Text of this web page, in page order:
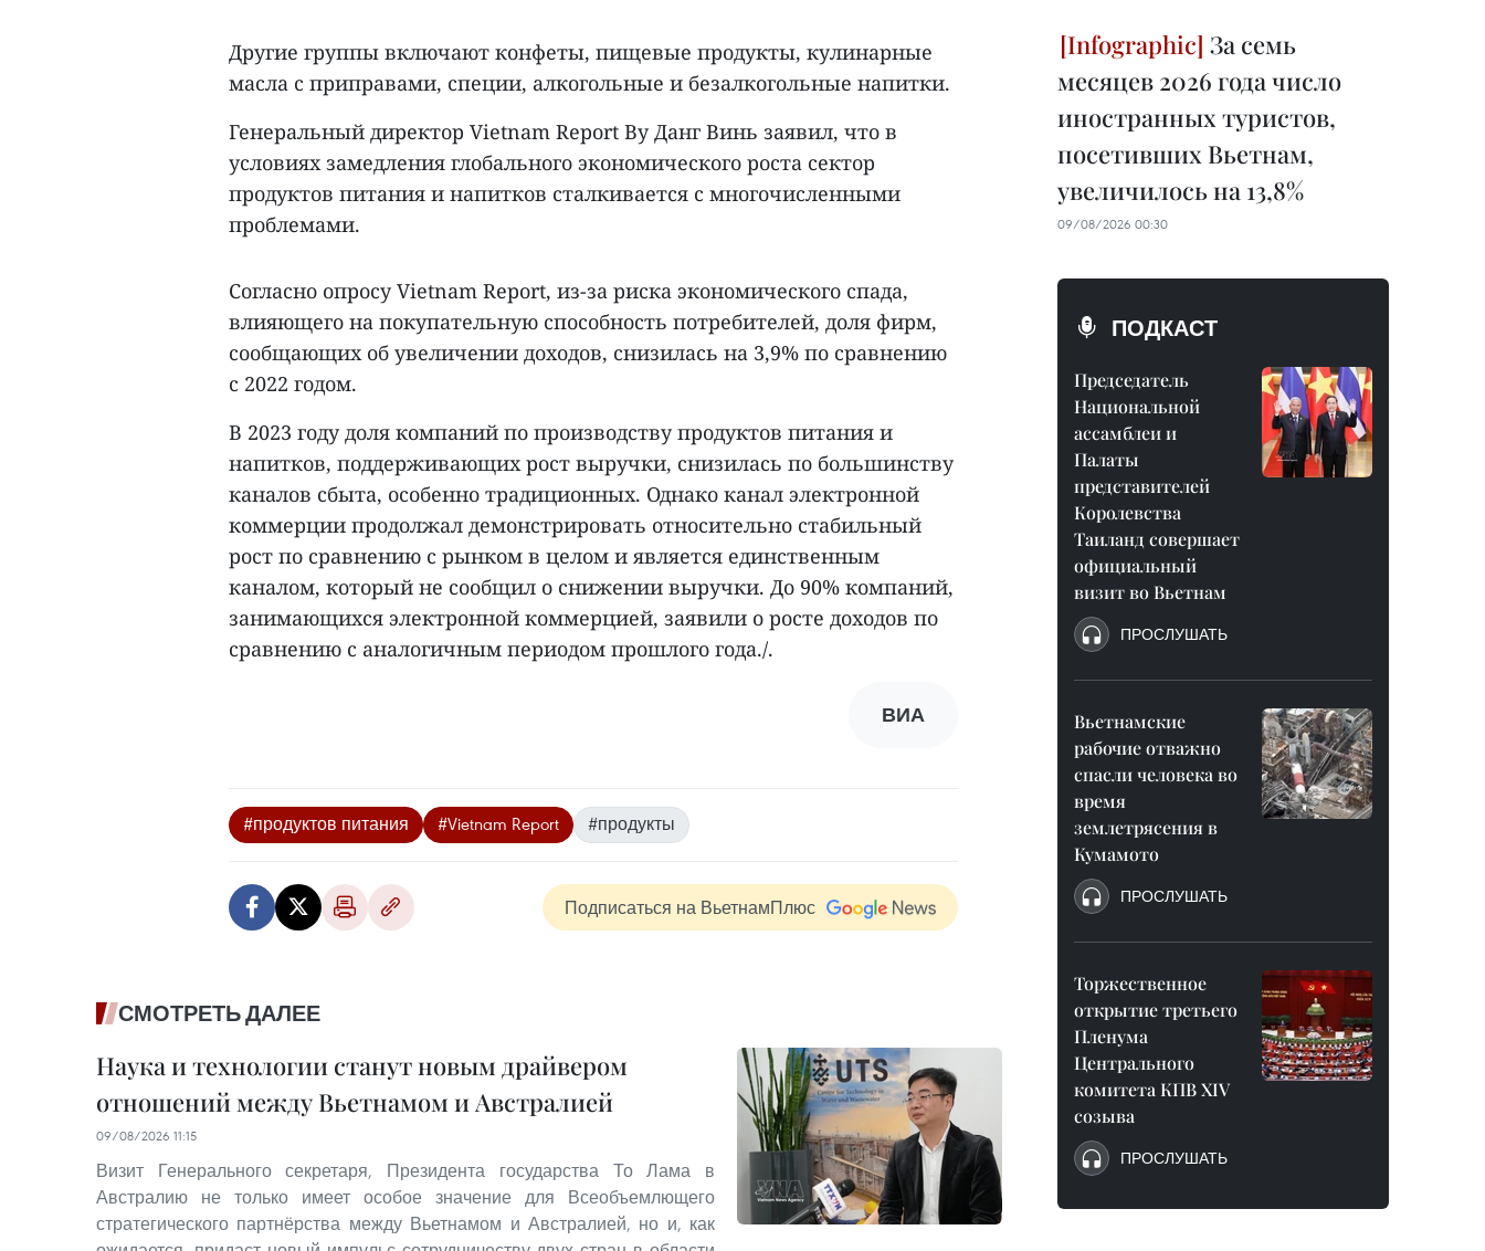
Другие группы включают конфеты, пищевые продукты, кулинарные
масла с приправами, специи, алкогольные и безалкогольные напитки.
Генеральный директор Vietnam Report Ву Данг Винь заявил, что в
условиях замедления глобального экономического роста сектор
продуктов питания и напитков сталкивается с многочисленными
проблемами.
Согласно опросу Vietnam Report, из-за риска экономического спада,
влияющего на покупательную способность потребителей, доля фирм,
сообщающих об увеличении доходов, снизилась на 3,9% по сравнению
с 2022 годом.
В 2023 году доля компаний по производству продуктов питания и
напитков, поддерживающих рост выручки, снизилась по большинству
каналов сбыта, особенно традиционных. Однако канал электронной
коммерции продолжал демонстрировать относительно стабильный
рост по сравнению с рынком в целом и является единственным
каналом, который не сообщил о снижении выручки. До 90% компаний,
занимающихся электронной коммерцией, заявили о росте доходов по
сравнению с аналогичным периодом прошлого года./.
ВИА
#продуктов питания #Vietnam Report #продукты
Подписаться на ВьетнамПлюс
СМОТРЕТЬ ДАЛЕЕ
Наука и технологии станут новым драйвером
отношений между Вьетнамом и Австралией
09/08/2026 11:15
Визит Генерального секретаря, Президента государства То Лама в
Австралию не только имеет особое значение для Всеобъемлющего
стратегического партнёрства между Вьетнамом и Австралией, но и, как
За семь
месяцев 2026 года число
иностранных туристов,
посетивших Вьетнам,
увеличилось на 13,8%
09/08/2026 00:30
ПОДКАСТ
Председатель
Национальной
ассамблеи и
Палаты
представителей
Королевства
Таиланд совершает
официальный
визит во Вьетнам
ПРОСЛУШАТЬ
Вьетнамские
рабочие отважно
спасли человека во
время
землетрясения в
Кумамото
ПРОСЛУШАТЬ
Торжественное
открытие третьего
Пленума
Центрального
комитета КПВ XIV
созыва
ПРОСЛУШАТЬ